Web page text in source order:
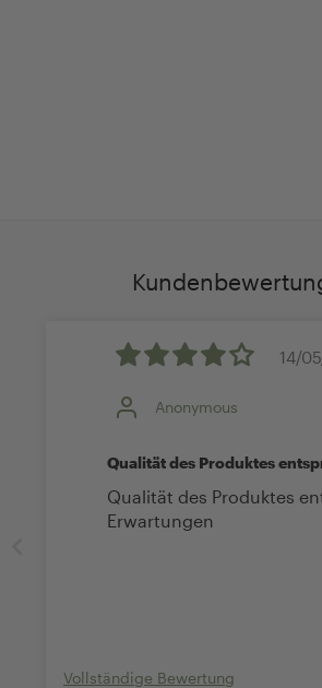
14/
Anonymous
Qualität des Produktes
Qualität des Produktes
Erwartungen
Vollständige Bewertung